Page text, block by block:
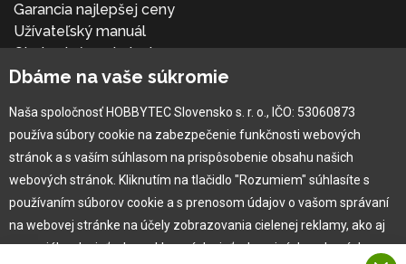
Garancia najlepšej ceny
Užívateľský manuál
Obchodné podmienky
Zákazník & partner
Novinky
Dbáme na vaše súkromie
Naša spoločnosť HOBBYTEC Slovensko s. r. o., IČO: 53060873
používa súbory cookie na zabezpečenie funkčnosti webových
stránok a s vaším súhlasom na prispôsobenie obsahu našich
webových stránok. Kliknutím na tlačidlo "Rozumiem" súhlasíte s
používaním súborov cookie a s prenosom údajov o vašom správaní
na webovej stránke na účely zobrazovania cielenej reklamy, ako aj
na sociálnych sieťach a reklamných sieťach na iných webových